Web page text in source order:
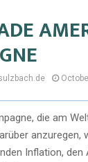
die am
anzuregen,
Inflation,